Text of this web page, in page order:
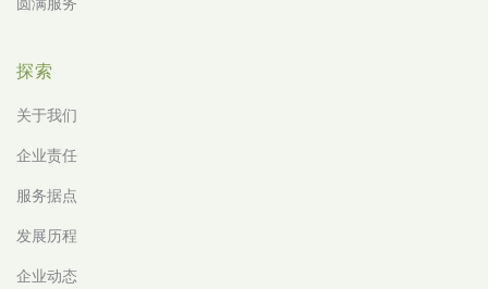
探索
关于我们
企业责任
服务据点
发展历程
企业动态